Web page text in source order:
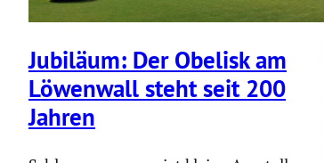
Jubiläum: Der Obelisk am
Löwenwall steht seit 200
Jahren